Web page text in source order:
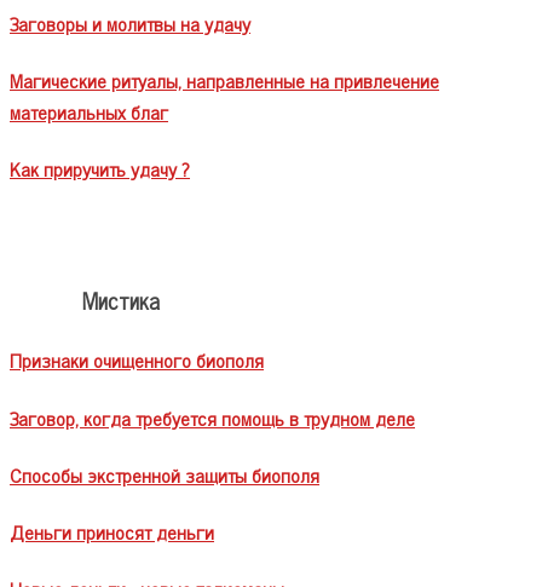
Заговоры и молитвы на удачу
Магические ритуалы, направленные на привлечение
материальных благ
Как приручить удачу ?
Мистика
Признаки очищенного биополя
Заговор, когда требуется помощь в трудном деле
Способы экстренной защиты биополя
Деньги приносят деньги